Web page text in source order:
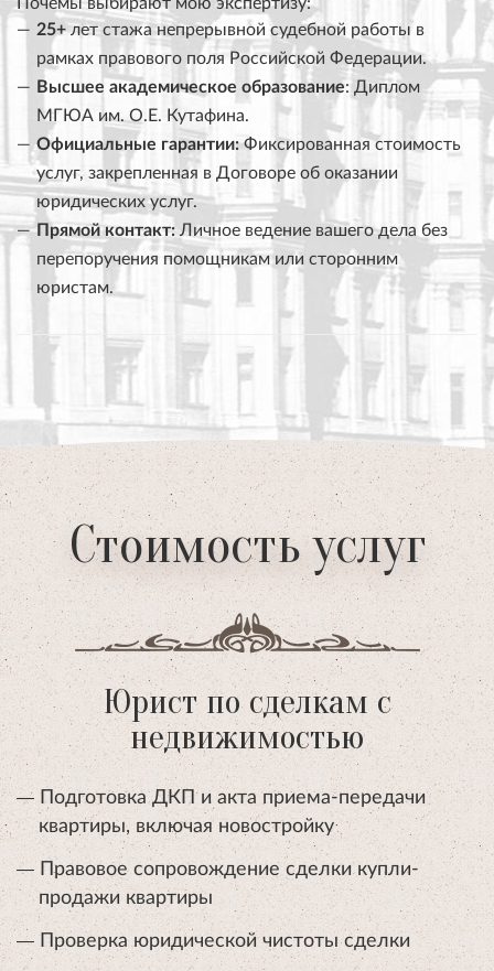
25+лет стажанепрерывной судебной работы в
рамках правового поля Российской Федерации.
Высшее академическое образование: Диплом
МГЮА им. О.Е. Кутафина.
Официальные гарантии:Фиксированная стоимость
услуг, закрепленная в Договоре об оказании
юридических услуг.
Прямой контакт: Личное ведение вашего дела без
перепоручения помощникам или сторонним
юристам.
Стоимость услуг
Юрист по сделкам с
недвижимостью
Подготовка ДКП и акта приема-передачи
квартиры, включая новостройку
Правовое сопровождение сделки купли-
продажи квартиры
Проверка юридической чистоты сделки